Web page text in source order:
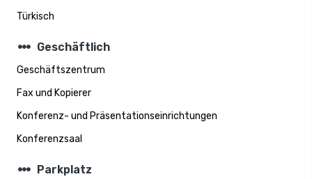
Türkisch
steppers Geschäftlich
Geschäftszentrum
Fax und Kopierer
Konferenz- und Präsentationseinrichtungen
Konferenzsaal
steppers Parkplatz